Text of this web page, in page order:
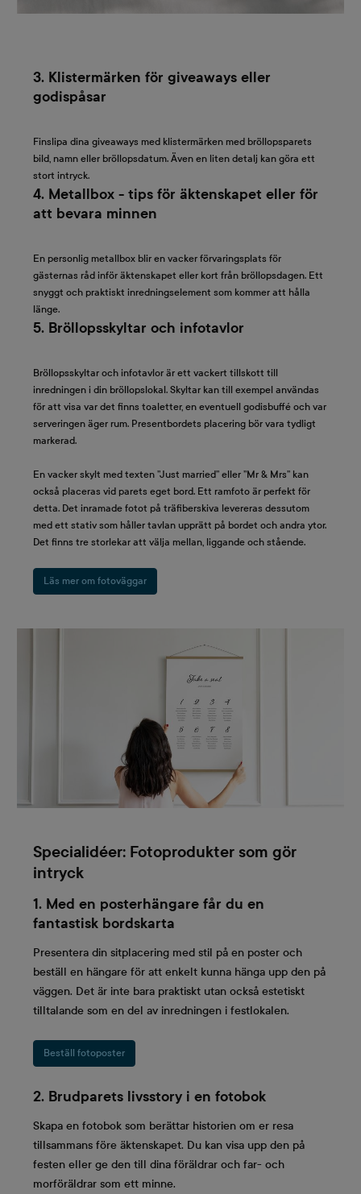
3. Klistermärken för giveaways eller
godispåsar
Finslipa dina giveaways med klistermärken med bröllopsparets
bild, namn eller bröllopsdatum. Även en liten detalj kan göra ett
stort intryck.
4. Metallbox - tips för äktenskapet eller för
att bevara minnen
En personlig metallbox blir en vacker förvaringsplats för
gästernas råd inför äktenskapet eller kort från bröllopsdagen. Ett
snyggt och praktiskt inredningselement som kommer att hålla
länge.
5. Bröllopsskyltar och infotavlor
Bröllopsskyltar och infotavlor är ett vackert tillskott till
inredningen i din bröllopslokal. Skyltar kan till exempel användas
för att visa var det finns toaletter, en eventuell godisbuffé och var
serveringen äger rum. Presentbordets placering bör vara tydligt
markerad.
En vacker skylt med texten ”Just married” eller ”Mr & Mrs” kan
också placeras vid parets eget bord. Ett ramfoto är perfekt för
detta. Det inramade fotot på träfiberskiva levereras dessutom
med ett stativ som håller tavlan upprätt på bordet och andra ytor.
Det finns tre storlekar att välja mellan, liggande och stående.
Läs mer om fotoväggar
Specialidéer: Fotoprodukter som gör
intryck
1. Med en posterhängare får du en
fantastisk bordskarta
Presentera din sitplacering med stil på en poster och
beställ en hängare för att enkelt kunna hänga upp den på
väggen. Det är inte bara praktiskt utan också estetiskt
tilltalande som en del av inredningen i festlokalen.
Beställ fotoposter
2. Brudparets livsstory i en fotobok
Skapa en fotobok som berättar historien om er resa
tillsammans före äktenskapet. Du kan visa upp den på
festen eller ge den till dina föräldrar och far- och
morföräldrar som ett minne.